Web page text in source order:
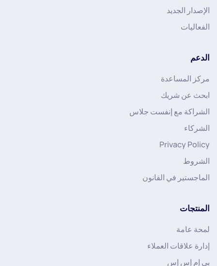
الإصدار الجديد
الفعاليات
الدعم
مركز المساعدة
ابحث عن شريك
الشراكة مع إنفست جلاس
الشركاء
Privacy Policy
الشروط
الماجستير في القانون
المنتجات
لمحة عامة
إدارة علاقات العملاء
بي إم إس إس